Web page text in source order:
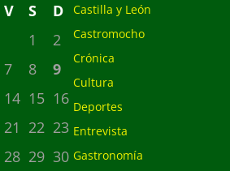
V S
D
1
2
7 8
9
14 15 16
21 22 23
28 29 30
Castilla y León
Castromocho
Crónica
Cultura
Deportes
Entrevista
Gastronomía